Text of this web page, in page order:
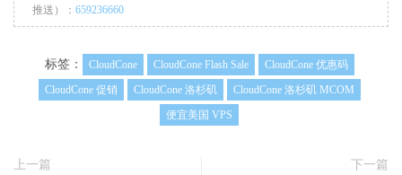
推送）： 659236660
标签： CloudCone CloudCone Flash Sale
CloudCone 优惠码
CloudCone 促销
CloudCone 洛杉矶
CloudCone 洛杉矶 MCOM
便宜美国 VPS
上一篇
下一篇